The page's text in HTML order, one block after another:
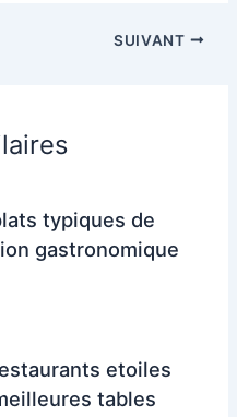
SUIVANT
typiques de
gastronomique
etoiles
tables